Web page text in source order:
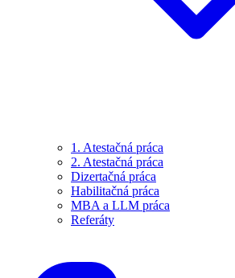
1. Atestačná práca
2. Atestačná práca
Dizertačná práca
Habilitačná práca
MBA a LLM práca
Referáty